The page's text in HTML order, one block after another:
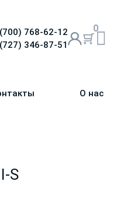
768-62-12
346-87-51
0
О нас
S